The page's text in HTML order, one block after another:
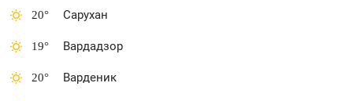
20° Сарухан
19° Вардадзор
20° Варденик